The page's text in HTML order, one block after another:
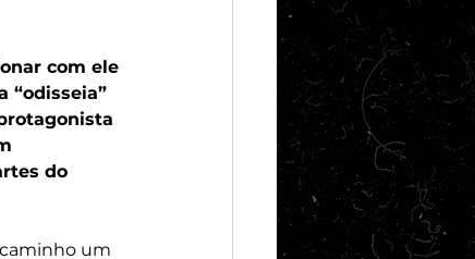
com ele
“odisseia”
do
um
há 3